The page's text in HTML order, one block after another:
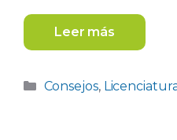
Leer más
Categorías
Consejos,